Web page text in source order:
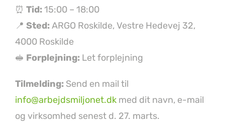
⏰ Tid: 15:00 – 18:00
📍 Sted: ARGO Roskilde, Vestre Hedevej 32,
4000 Roskilde
🥪 Forplejning: Let forplejning
Tilmelding: Send en mail til
info@arbejdsmiljonet.dk med dit navn, e-mail
og virksomhed senest d. 27. marts.